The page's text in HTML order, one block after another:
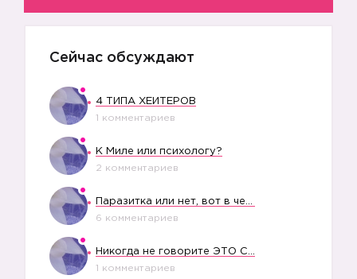
Сейчас обсуждают
4 ТИПА ХЕЙТЕРОВ
1 комментариев
К Миле или психологу?
2 комментариев
6 комментариев
1 комментариев